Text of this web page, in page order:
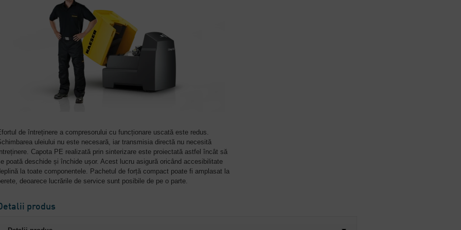
de întreținere a compresorului cu funcționare uscată este redus.
uleiului nu este necesară, iar transmisia directă nu necesită
Capota PE realizată prin sinterizare este proiectată astfel încât să
poată deschide și închide ușor. Acest lucru asigură oricând accesibilitate
la toate componentele. Pachetul de forță compact poate fi amplasat la
deoarece lucrările de service sunt posibile de pe o parte.
produs